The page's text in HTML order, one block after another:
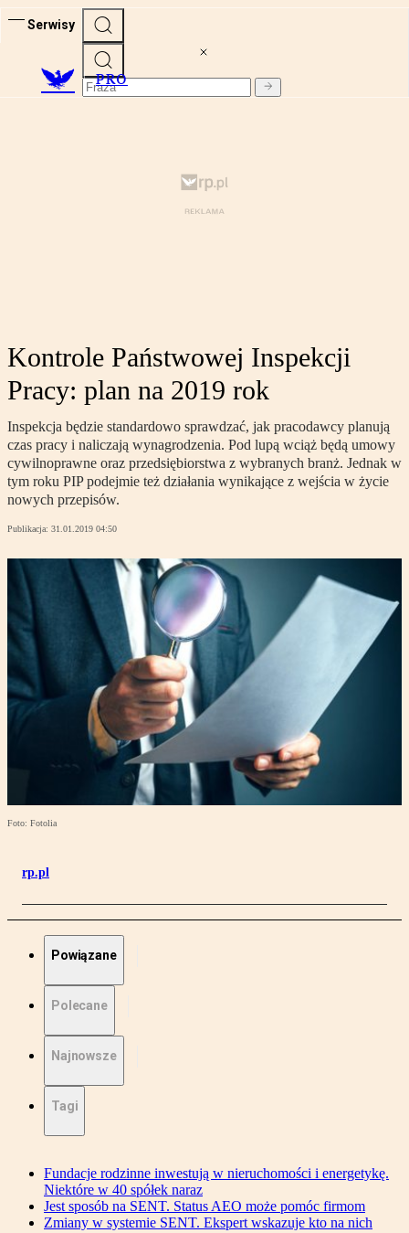
Serwisy
PRO
Kontrole Państwowej Inspekcji
Pracy: plan na 2019 rok
Inspekcja będzie standardowo sprawdzać, jak pracodawcy planują
czas pracy i naliczają wynagrodzenia. Pod lupą wciąż będą umowy
cywilnoprawne oraz przedsiębiorstwa z wybranych branż. Jednak w
tym roku PIP podejmie też działania wynikające z wejścia w życie
nowych przepisów.
Publikacja: 31.01.2019 04:50
Foto: Fotolia
rp.pl
Powiązane
Polecane
Najnowsze
Tagi
Fundacje rodzinne inwestują w nieruchomości i energetykę.
Niektóre w 40 spółek naraz
Jest sposób na SENT. Status AEO może pomóc firmom
Zmiany w systemie SENT. Ekspert wskazuje kto na nich